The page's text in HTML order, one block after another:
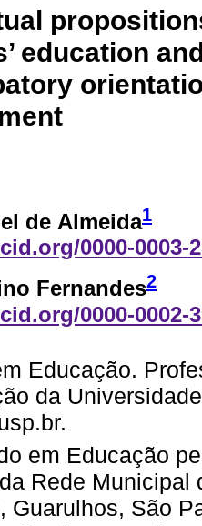
education
de Almeida1
0000-0003-
Fernandes2
0000-0002-
Educação.
da
em Educação
Rede
Guarulhos, São